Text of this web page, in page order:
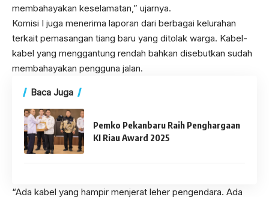
membahayakan keselamatan,” ujarnya.
Komisi I juga menerima laporan dari berbagai kelurahan
terkait pemasangan tiang baru yang ditolak warga. Kabel-
kabel yang menggantung rendah bahkan disebutkan sudah
membahayakan pengguna jalan.
Baca Juga
Pemko Pekanbaru Raih Penghargaan
KI Riau Award 2025
“Ada kabel yang hampir menjerat leher pengendara. Ada